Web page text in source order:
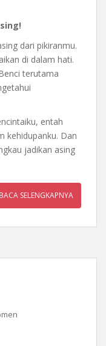
dari pikiranmu.
di dalam hati.
terutama
entah
kehidupanku. Dan
jadikan asing
BACA SELENGKAPNYA